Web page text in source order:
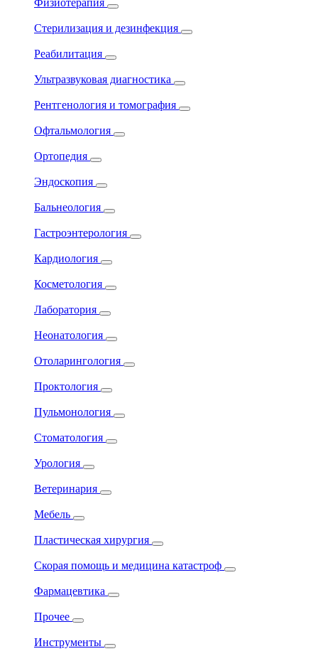
Физиотерапия
Стерилизация и дезинфекция
Реабилитация
Ультразвуковая диагностика
Рентгенология и томография
Офтальмология
Ортопедия
Эндоскопия
Бальнеология
Гастроэнтерология
Кардиология
Косметология
Лаборатория
Неонатология
Отоларингология
Проктология
Пульмонология
Стоматология
Урология
Ветеринария
Мебель
Пластическая хирургия
Скорая помощь и медицина катастроф
Фармацевтика
Прочее
Инструменты